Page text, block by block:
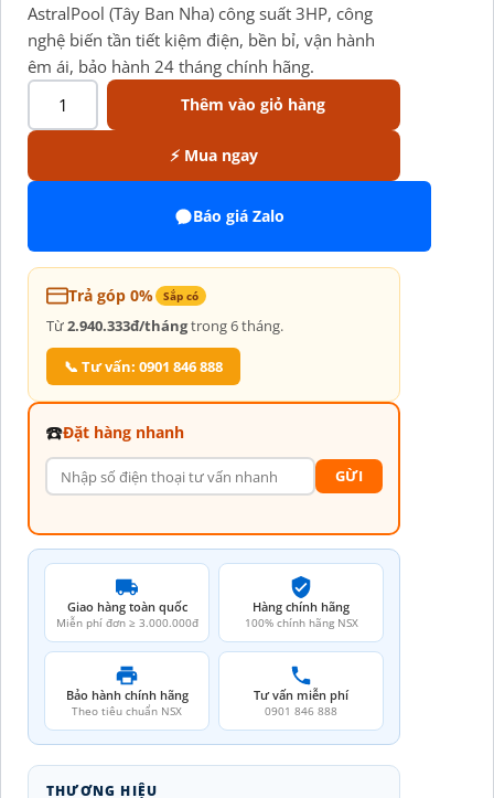
AstralPool (Tây Ban Nha) công suất 3HP, công
nghệ biến tần tiết kiệm điện, bền bỉ, vận hành
êm ái, bảo hành 24 tháng chính hãng.
Thêm vào giỏ hàng
⚡ Mua ngay
Báo giá Zalo
Trả góp 0% Sắp có
Từ2.940.333đ/thángtrong 6 tháng.
📞 Tư vấn: 0901 846 888
☎️Đặt hàng nhanh
GỪI
Giao hàng toàn quốc
Miễn phí đơn ≥ 3.000.000đ
Hàng chính hãng
100% chính hãng NSX
Bảo hành chính hãng
Theo tiêu chuẩn NSX
Tư vấn miễn phí
0901 846 888
THƯƠNG HIỆU